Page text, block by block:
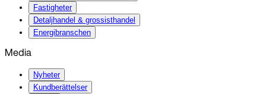
Fastigheter
Detaljhandel & grossisthandel
Energibranschen
Media
Nyheter
Kundberättelser